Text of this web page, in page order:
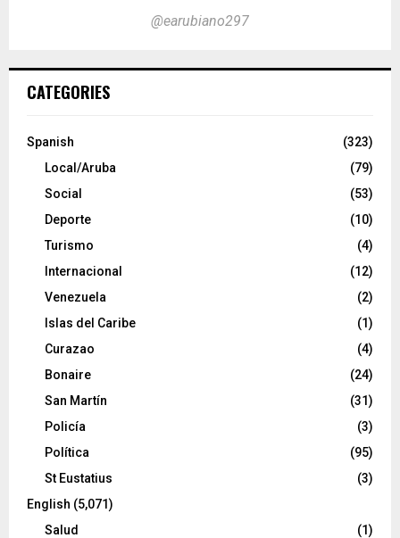
@earubiano297
CATEGORIES
Spanish
(323)
Local/Aruba
(79)
Social
(53)
Deporte
(10)
Turismo
(4)
Internacional
(12)
Venezuela
(2)
Islas del Caribe
(1)
Curazao
(4)
Bonaire
(24)
San Martín
(31)
Policía
(3)
Política
(95)
St Eustatius
(3)
English (5,071)
Salud
(1)